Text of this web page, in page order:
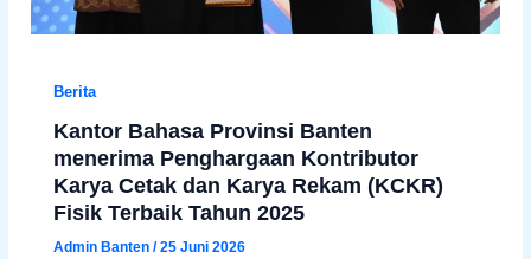
Berita
Kantor Bahasa Provinsi Banten
menerima Penghargaan Kontributor
Karya Cetak dan Karya Rekam (KCKR)
Fisik Terbaik Tahun 2025
Admin Banten/25 Juni 2026